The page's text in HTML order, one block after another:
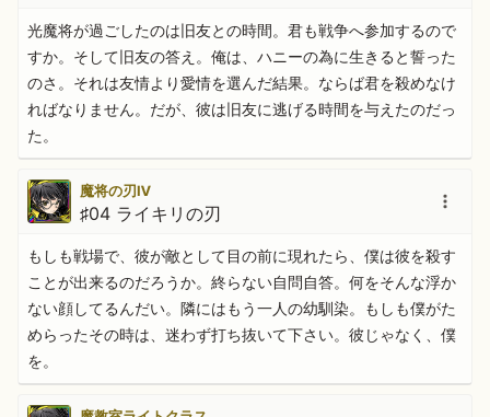
光魔将が過ごしたのは旧友との時間。君も戦争へ参加するので
すか。そして旧友の答え。俺は、ハニーの為に生きると誓った
のさ。それは友情より愛情を選んだ結果。ならば君を殺めなけ
ればなりません。だが、彼は旧友に逃げる時間を与えたのだっ
た。
魔将の刃Ⅳ
♯04 ライキリの刃
もしも戦場で、彼が敵として目の前に現れたら、僕は彼を殺す
ことが出来るのだろうか。終らない自問自答。何をそんな浮か
ない顔してるんだい。隣にはもう一人の幼馴染。もしも僕がた
めらったその時は、迷わず打ち抜いて下さい。彼じゃなく、僕
を。